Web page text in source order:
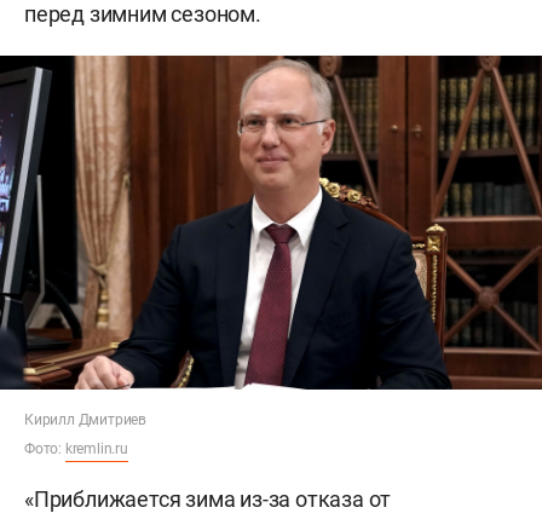
перед зимним сезоном.
Кирилл Дмитриев
Фото: kremlin.ru
«Приближается зима из-за отказа от